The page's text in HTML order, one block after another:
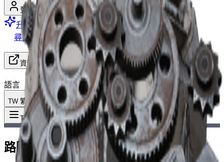
登錄 註冊
升級高級版
尋找組隊
資源
語言
TW 繁體中文
Toggle Menu 物品:路障套組藍圖
路障套組藍圖